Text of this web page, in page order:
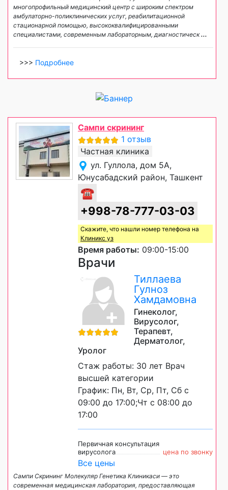
многопрофильный медицинский центр с широким спектром
амбулаторно-поликлинических услуг, реабилитационной
стационарной помощью, высококвалифицированными
специалистами, современным лабораторным, диагностическ...
>>> Подробнее
Сампи скрининг
1 отзыв
Частная клиника
ул. Гуллола, дом 5А,
Юнусабадский район, Ташкент
☎
+998-78-777-03-03
Скажите, что нашли номер телефона на
Клиникс уз
Время работы: 09:00-15:00
Врачи
Тиллаева
Гулноз
Хамдамовна
Гинеколог,
Вирусолог,
Терапевт,
Дерматолог,
Уролог
Стаж работы: 30 лет Врач
высшей категории
График: Пн, Вт, Ср, Пт, Сб с
09:00 до 17:00;Чт с 08:00 до
17:00
Первичная консультация
вирусолога
цена по звонку
Все цены
Сампи Скрининг Молекуляр Генетика Клиникаси — это
современная медицинская лаборатория, предоставляющая